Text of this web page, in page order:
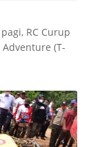
RC Curup
(T-